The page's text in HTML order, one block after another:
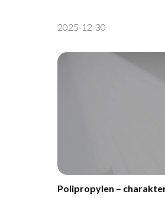
2025-12-30
Polipropylen –